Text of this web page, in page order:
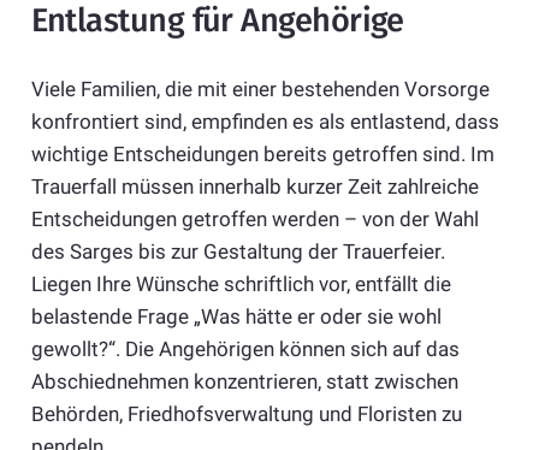
Entlastung für Angehörige
Viele Familien, die mit einer bestehenden Vorsorge
konfrontiert sind, empfinden es als entlastend, dass
wichtige Entscheidungen bereits getroffen sind. Im
Trauerfall müssen innerhalb kurzer Zeit zahlreiche
Entscheidungen getroffen werden – von der Wahl
des Sarges bis zur Gestaltung der Trauerfeier.
Liegen Ihre Wünsche schriftlich vor, entfällt die
belastende Frage „Was hätte er oder sie wohl
gewollt?“. Die Angehörigen können sich auf das
Abschiednehmen konzentrieren, statt zwischen
Behörden, Friedhofsverwaltung und Floristen zu